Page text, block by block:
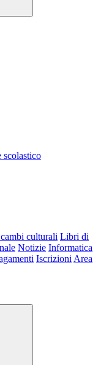
scolastico
culturali Libri di
Notizie Informatica
Iscrizioni Area